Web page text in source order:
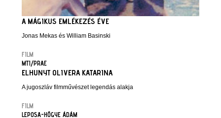
A MÁGIKUS EMLÉKEZÉS ÉVE
Jonas Mekas és William Basinski
FILM
MTI/PRAE
ELHUNYT OLIVERA KATARINA
A jugoszláv filmművészet legendás alakja
FILM
LEPOSA-HŐGYE ÁDÁM